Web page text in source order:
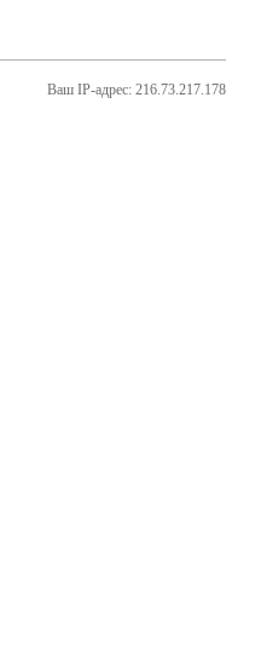
Ваш IP-адрес: 216.73.217.178